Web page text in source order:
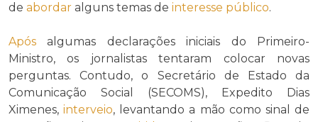
de abordar alguns temas de interesse público.
Após algumas declarações iniciais do Primeiro-
Ministro, os jornalistas tentaram colocar novas
perguntas. Contudo, o Secretário de Estado da
Comunicação Social (SECOMS), Expedito Dias
Ximenes,interveio, levantando a mão como sinal de